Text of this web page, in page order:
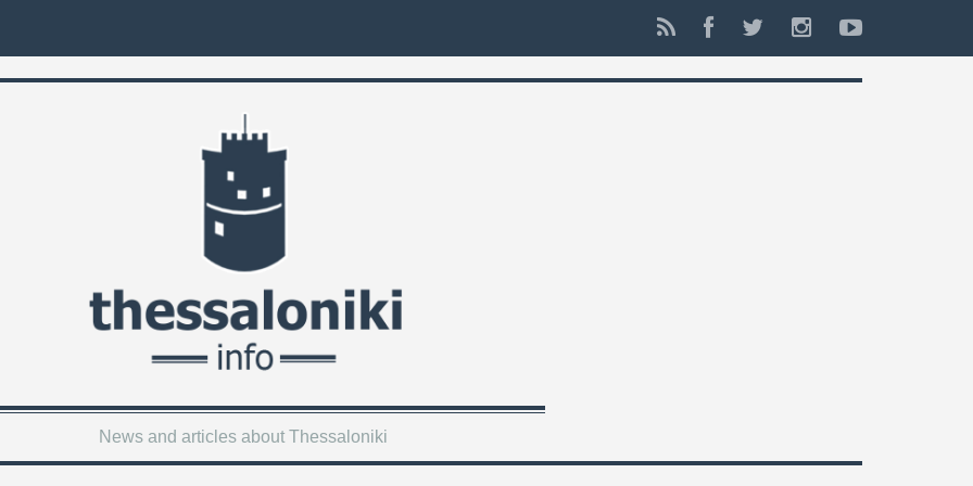
News and articles about Thessaloniki